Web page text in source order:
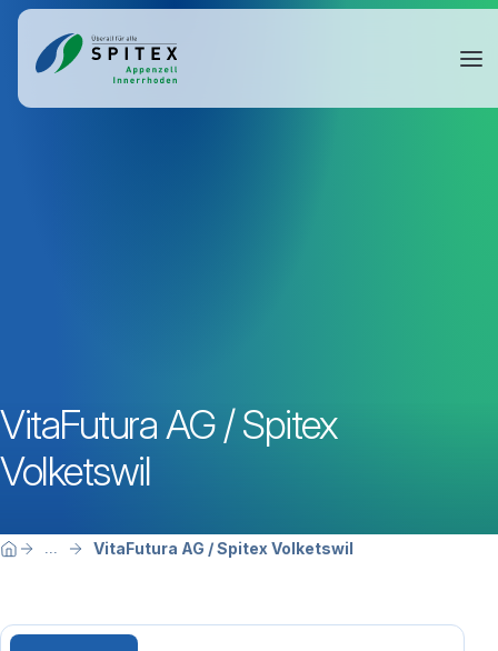
VitaFutura AG / Spitex
Volketswil
Breadcrumbnavigation
Sie befinden sich hier:
Home ... VitaFutura AG / Spitex Volketswil